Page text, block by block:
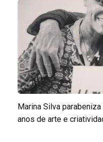
Marina Silva
anos de arte e